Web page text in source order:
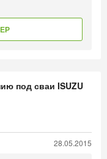
под сваи ISUZU
28.05.2015